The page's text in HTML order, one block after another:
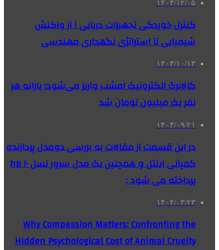
۱۴۰۳/۱۲/۰۵
کنترل خوردگی تجهیزات دریایی | از واکنش
شیمیایی تا استراتژی نگهداری مهندسی
۱۴۰۳/۱۰/۱۳
کالابرگ الکترونیک امشب واریز می‌شود؛ یارانه هر
نفر یک میلیون تومان شد
۱۴۰۳/۰۹/۲۱
در این قسمت از مقالات به بررسی دو‌مدل پردازنده
کمپانی اینتل و همچنین یک مدل سرور نسل ۱۰ hp
پرداخته می شود :
۱۴۰۴/۰۳/۲۳
Why Compassion Matters: Confronting the
Hidden Psychological Cost of Animal Cruelty